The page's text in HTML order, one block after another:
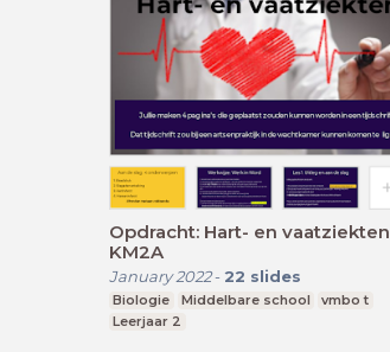
Opdracht: Hart- en vaatziekten
KM2A
January 2022- 22 slides
Biologie Middelbare school
vmbo t
Leerjaar 2